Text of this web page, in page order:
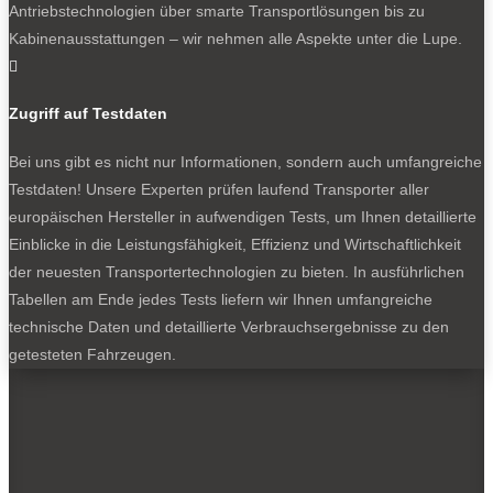
Antriebstechnologien über smarte Transportlösungen bis zu
Kabinenausstattungen – wir nehmen alle Aspekte unter die Lupe.

Zugriff auf Testdaten
Bei uns gibt es nicht nur Informationen, sondern auch umfangreiche
Testdaten! Unsere Experten prüfen laufend Transporter aller
europäischen Hersteller in aufwendigen Tests, um Ihnen detaillierte
Einblicke in die Leistungsfähigkeit, Effizienz und Wirtschaftlichkeit
der neuesten Transportertechnologien zu bieten. In ausführlichen
Tabellen am Ende jedes Tests liefern wir Ihnen umfangreiche
technische Daten und detaillierte Verbrauchsergebnisse zu den
getesteten Fahrzeugen.